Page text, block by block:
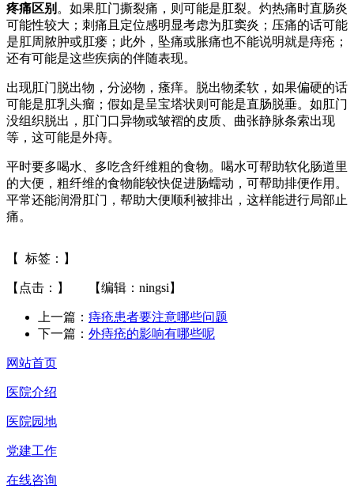
疼痛区别 。如果肛门撕裂痛，则可能是肛裂。灼热痛时直肠炎
可能性较大；刺痛且定位感明显考虑为肛窦炎；压痛的话可能
是肛周脓肿或肛瘘；此外，坠痛或胀痛也不能说明就是痔疮；
还有可能是这些疾病的伴随表现。
出现肛门脱出物，分泌物，瘙痒。脱出物柔软，如果偏硬的话
可能是肛乳头瘤；假如是呈宝塔状则可能是直肠脱垂。如肛门
没组织脱出，肛门口异物或皱褶的皮质、曲张静脉条索出现
等，这可能是外痔。
平时要多喝水、多吃含纤维粗的食物。喝水可帮助软化肠道里
的大便，粗纤维的食物能较快促进肠蠕动，可帮助排便作用。
平常还能润滑肛门，帮助大便顺利被排出，这样能进行局部止
痛。
【 标签：】
【点击： 】 【编辑：ningsi】
上一篇： 痔疮患者要注意哪些问题
下一篇： 外痔疮的影响有哪些呢
网站首页
医院介绍
医院园地
党建工作
在线咨询